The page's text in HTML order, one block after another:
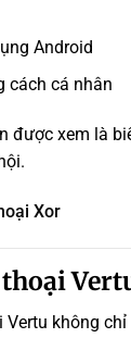
Android
cách cá nhân
được xem là
Xor
Vertu không